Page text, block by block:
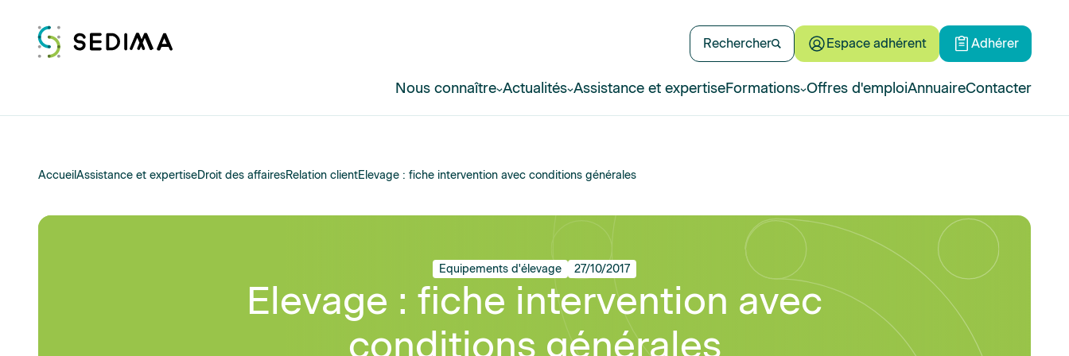
Rechercher Espace adhérent Adhérer
Nous connaître Actualités Assistance et expertiseFormations Offres d'emploiAnnuaireContacter
AccueilAssistance et expertiseDroit des affairesRelation clientElevage : fiche intervention avec conditions générales
Equipements d'élevage 27/10/2017
Elevage : fiche intervention avec
conditions générales